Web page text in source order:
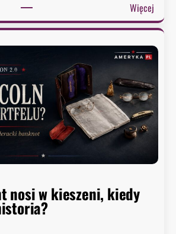
Więcej:
J
z
r
e
d
nosi w kieszeni, kiedy